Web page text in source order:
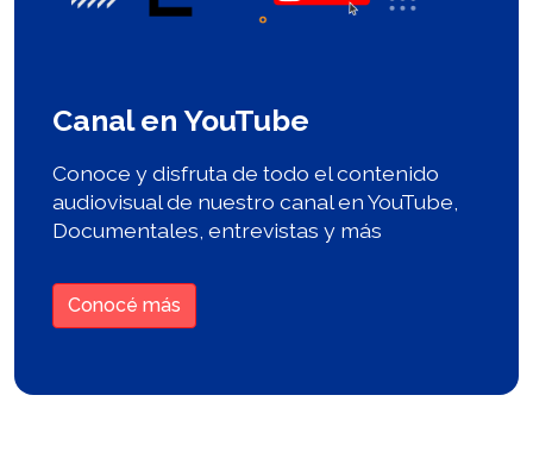
Canal en YouTube
Conoce y disfruta de todo el contenido
audiovisual de nuestro canal en YouTube,
Documentales, entrevistas y más
Conocé más